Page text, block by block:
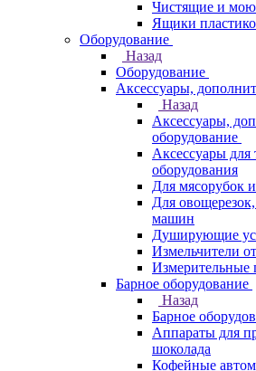
Чистящие и
Ящики
Оборудование
Назад
Оборудование
Аксессуары,
Назад
Аксессуары,
оборудование
Аксессуары для
оборудования
Для мясорубок
Для
машин
Душирующие
Измельчители
Измерительные
Барное оборудование
Назад
Барное
Аппараты для
шоколада
Кофейные